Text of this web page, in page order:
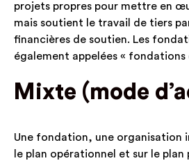
projets propres pour mettre en
mais soutient le travail de tiers
financières de soutien. Les
également appelées « fondations
Mixte (mode
Une fondation, une organisation
le plan opérationnel et sur le